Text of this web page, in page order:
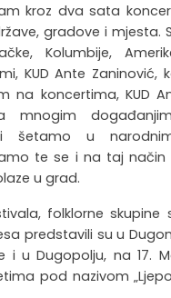
kroz dva sata
gradove i mjesta.
Kolumbije,
KUD Ante Zaninović,
na koncertima, KUD
mnogim
šetamo u
te se i na taj način
u grad.
folklorne skupine
predstavili su u
u Dugopolju, na 17.
pod nazivom